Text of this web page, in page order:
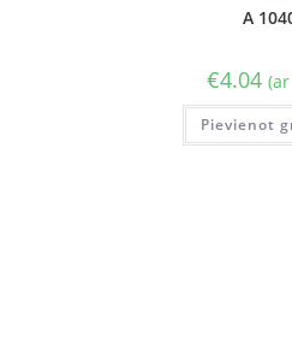
A
€4.04 (ar
Pievienot